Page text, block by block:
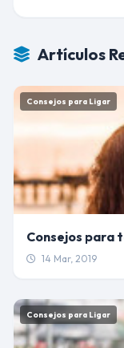
Artículos
Consejos para Ligar
Consejos para
14 Mar, 2019
Consejos para Ligar